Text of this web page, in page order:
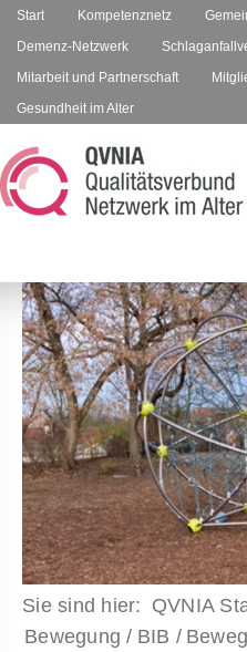
Start Kompetenznetz
Demenz-Netzwerk
Mitarbeit und Partnerschaft
Gesundheit im Alter
QVNIA
Bewegung
BIB